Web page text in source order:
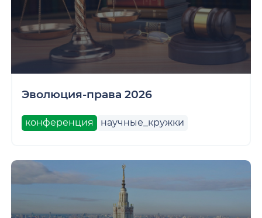
Эволюция-права 2026
конференция научные_кружки